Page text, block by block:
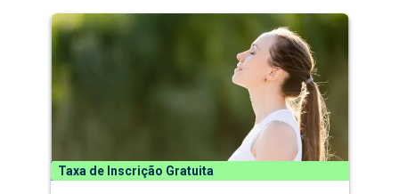
Taxa de Inscrição Gratuita